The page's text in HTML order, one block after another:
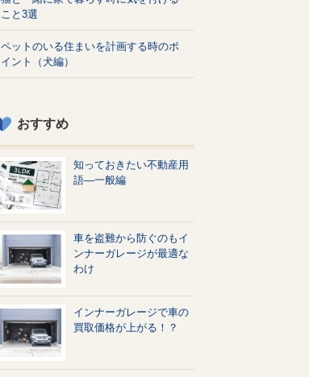
こと3選
ペットのいる住まいを計画する時のポ
イント（犬編）
おすすめ
知っておきたい不動産用
語—一般編
車を盗難から防ぐのもイ
ンナーガレージが最適な
わけ
インナーガレージで車の
買取価格が上がる！？